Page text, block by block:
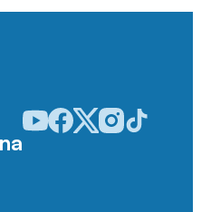
Odwiedź nasz profil w serwisie
Odwiedź nasz profil w
Odwiedź nasz profil w
Odwiedź nasz
Odwiedź